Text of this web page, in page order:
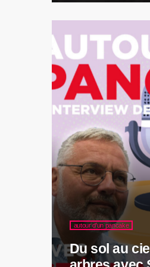
autour d'un pancake
Du sol au